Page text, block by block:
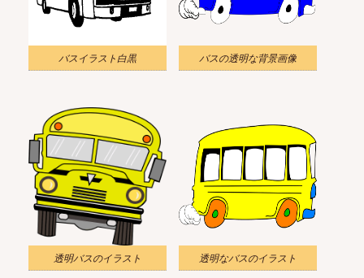
バスイラスト白黒 バスの透明な背景画像
透明バスのイラスト 透明なバスのイラスト